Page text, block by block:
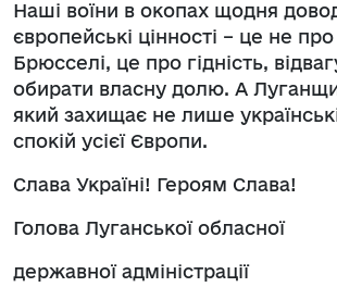
Наші воїни в окопах щодня
європейські цінності – це не
Брюсселі, це про гідність,
обирати власну долю. А
який захищає не лише
спокій усієї Європи.
Слава Україні! Героям Слава!
Голова Луганської обласної
державної адміністрації